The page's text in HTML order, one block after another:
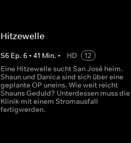
Hitzewelle
S6 Ep.6 •41 Min. • HD
12
Eine Hitzewelle sucht San José heim.
Shaun und Danica sind sich über eine
geplante OP uneins. Wie weit reicht
Shauns Geduld? Unterdessen muss die
Klinik mit einem Stromausfall
fertigwerden.